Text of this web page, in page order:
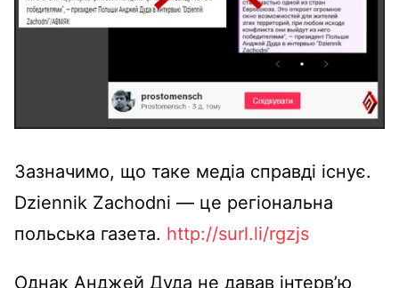
Зазначимо, що таке медіа справді існує.
Dziennik Zachodni — це регіональна
польська газета. http://surl.li/rgzjs
Однак Анджей Дуда не давав інтерв’ю